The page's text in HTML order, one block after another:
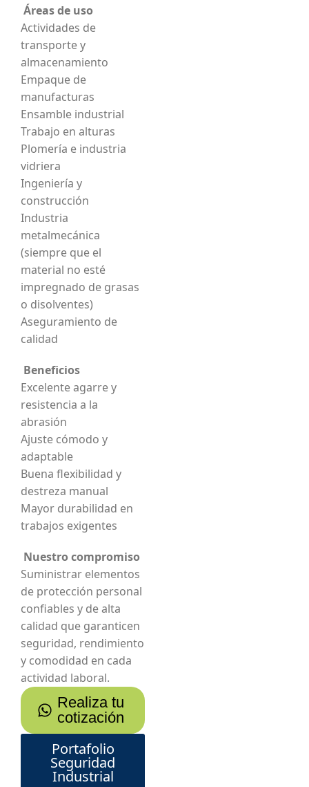
Áreas de uso
Actividades de
transporte y
almacenamiento
Empaque de
manufacturas
Ensamble industrial
Trabajo en alturas
Plomería e industria
vidriera
Ingeniería y
construcción
Industria
metalmecánica
(siempre que el
material no esté
impregnado de grasas
o disolventes)
Aseguramiento de
calidad
Beneficios
Excelente agarre y
resistencia a la
abrasión
Ajuste cómodo y
adaptable
Buena flexibilidad y
destreza manual
Mayor durabilidad en
trabajos exigentes
Nuestro compromiso
Suministrar elementos
de protección personal
confiables y de alta
calidad que garanticen
seguridad, rendimiento
y comodidad en cada
actividad laboral.
Realiza tu
cotización
Portafolio
Seguridad
Industrial